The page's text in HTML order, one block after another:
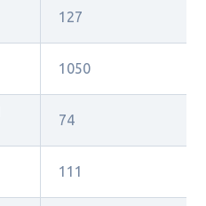
127
1050
74
111